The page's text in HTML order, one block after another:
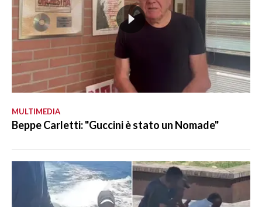
MULTIMEDIA
Beppe Carletti: "Guccini è stato un Nomade"